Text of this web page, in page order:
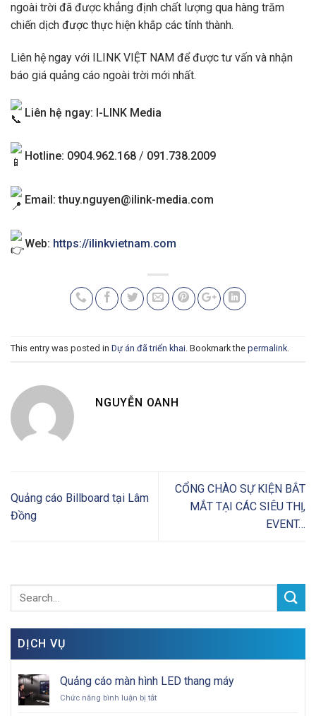
ngoài trời đã được khẳng định chất lượng qua hàng trăm
chiến dịch được thực hiện khắp các tỉnh thành.
Liên hệ ngay với ILINK VIỆT NAM để được tư vấn và nhận
báo giá quảng cáo ngoài trời mới nhất.
Liên hệ ngay: I-LINK Media
Hotline: 0904.962.168 / 091.738.2009
Email:thuy.nguyen@ilink-media.com
Web: https://ilinkvietnam.com
This entry was posted in Dự án đã triển khai. Bookmark the permalink.
NGUYỄN OANH
Quảng cáo Billboard tại Lâm
Đồng
CỔNG CHÀO SỰ KIỆN BẮT
MẮT TẠI CÁC SIÊU THỊ,
EVENT…
DỊCH VỤ
Quảng cáo màn hình LED thang máy
Chức năng bình luận bị tắtở